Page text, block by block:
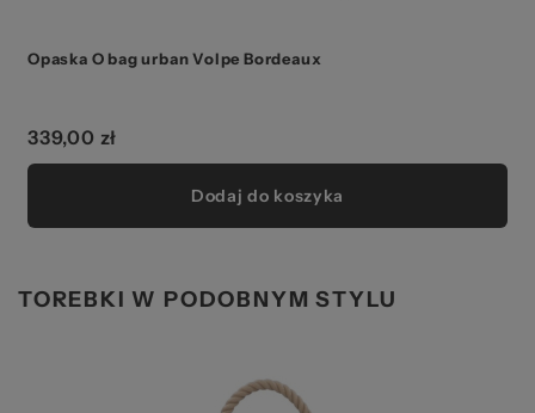
Opaska O bag urban Volpe Bordeaux
339,00 zł
Dodaj do koszyka
TOREBKI W PODOBNYM STYLU